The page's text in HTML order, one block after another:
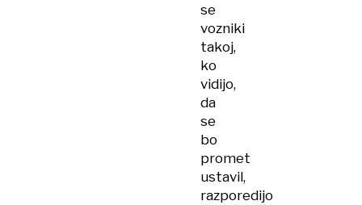
še
v
tretjega
se
vozniki
takoj,
ko
vidijo,
da
se
bo
promet
ustavil,
razporedijo